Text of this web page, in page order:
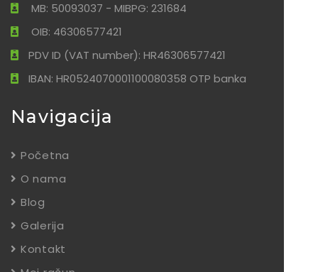
MB: 50093037 - MIBPG: 231684
OIB: 46306577421
PDV ID (VAT number): HR46306577421
IBAN: HR0524070001100080358 OTP banka
Navigacija
Početna
O nama
Blog
Galerija
Kontakt